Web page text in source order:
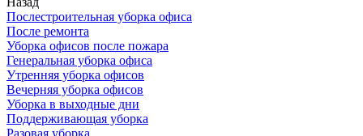
Послестроительная уборка офиса
После ремонта
Уборка офисов после пожара
Генеральная уборка офиса
Утренняя уборка офисов
Вечерняя уборка офисов
Уборка в выходные дни
Поддерживающая уборка
Разовая уборка